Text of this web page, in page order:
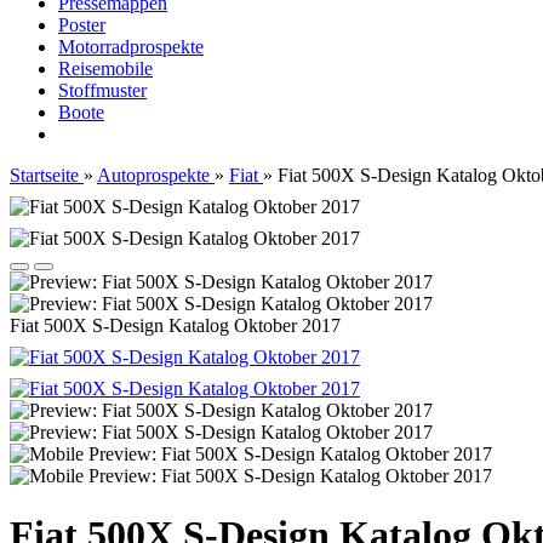
Poster
Motorradprospekte
Reisemobile
Stoffmuster
Boote
Startseite » Autoprospekte » Fiat » Fiat 500X S-Design Katalog
Fiat 500X S-Design Katalog Oktober 2017